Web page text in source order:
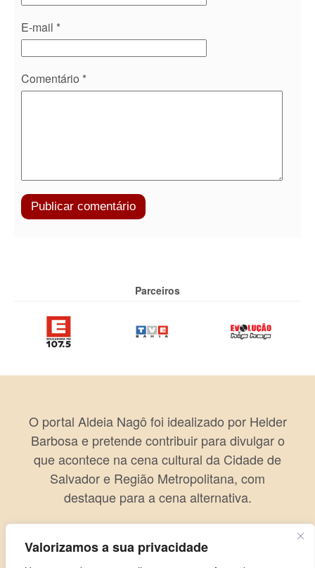
Valorizamos a sua privacidade
E-mail *
Comentário *
Parceiros
O portal Aldeia Nagô foi idealizado por Helder
Barbosa e pretende contribuir para divulgar o
que acontece na cena cultural da Cidade de
Salvador e Região Metropolitana, com
destaque para a cena alternativa.